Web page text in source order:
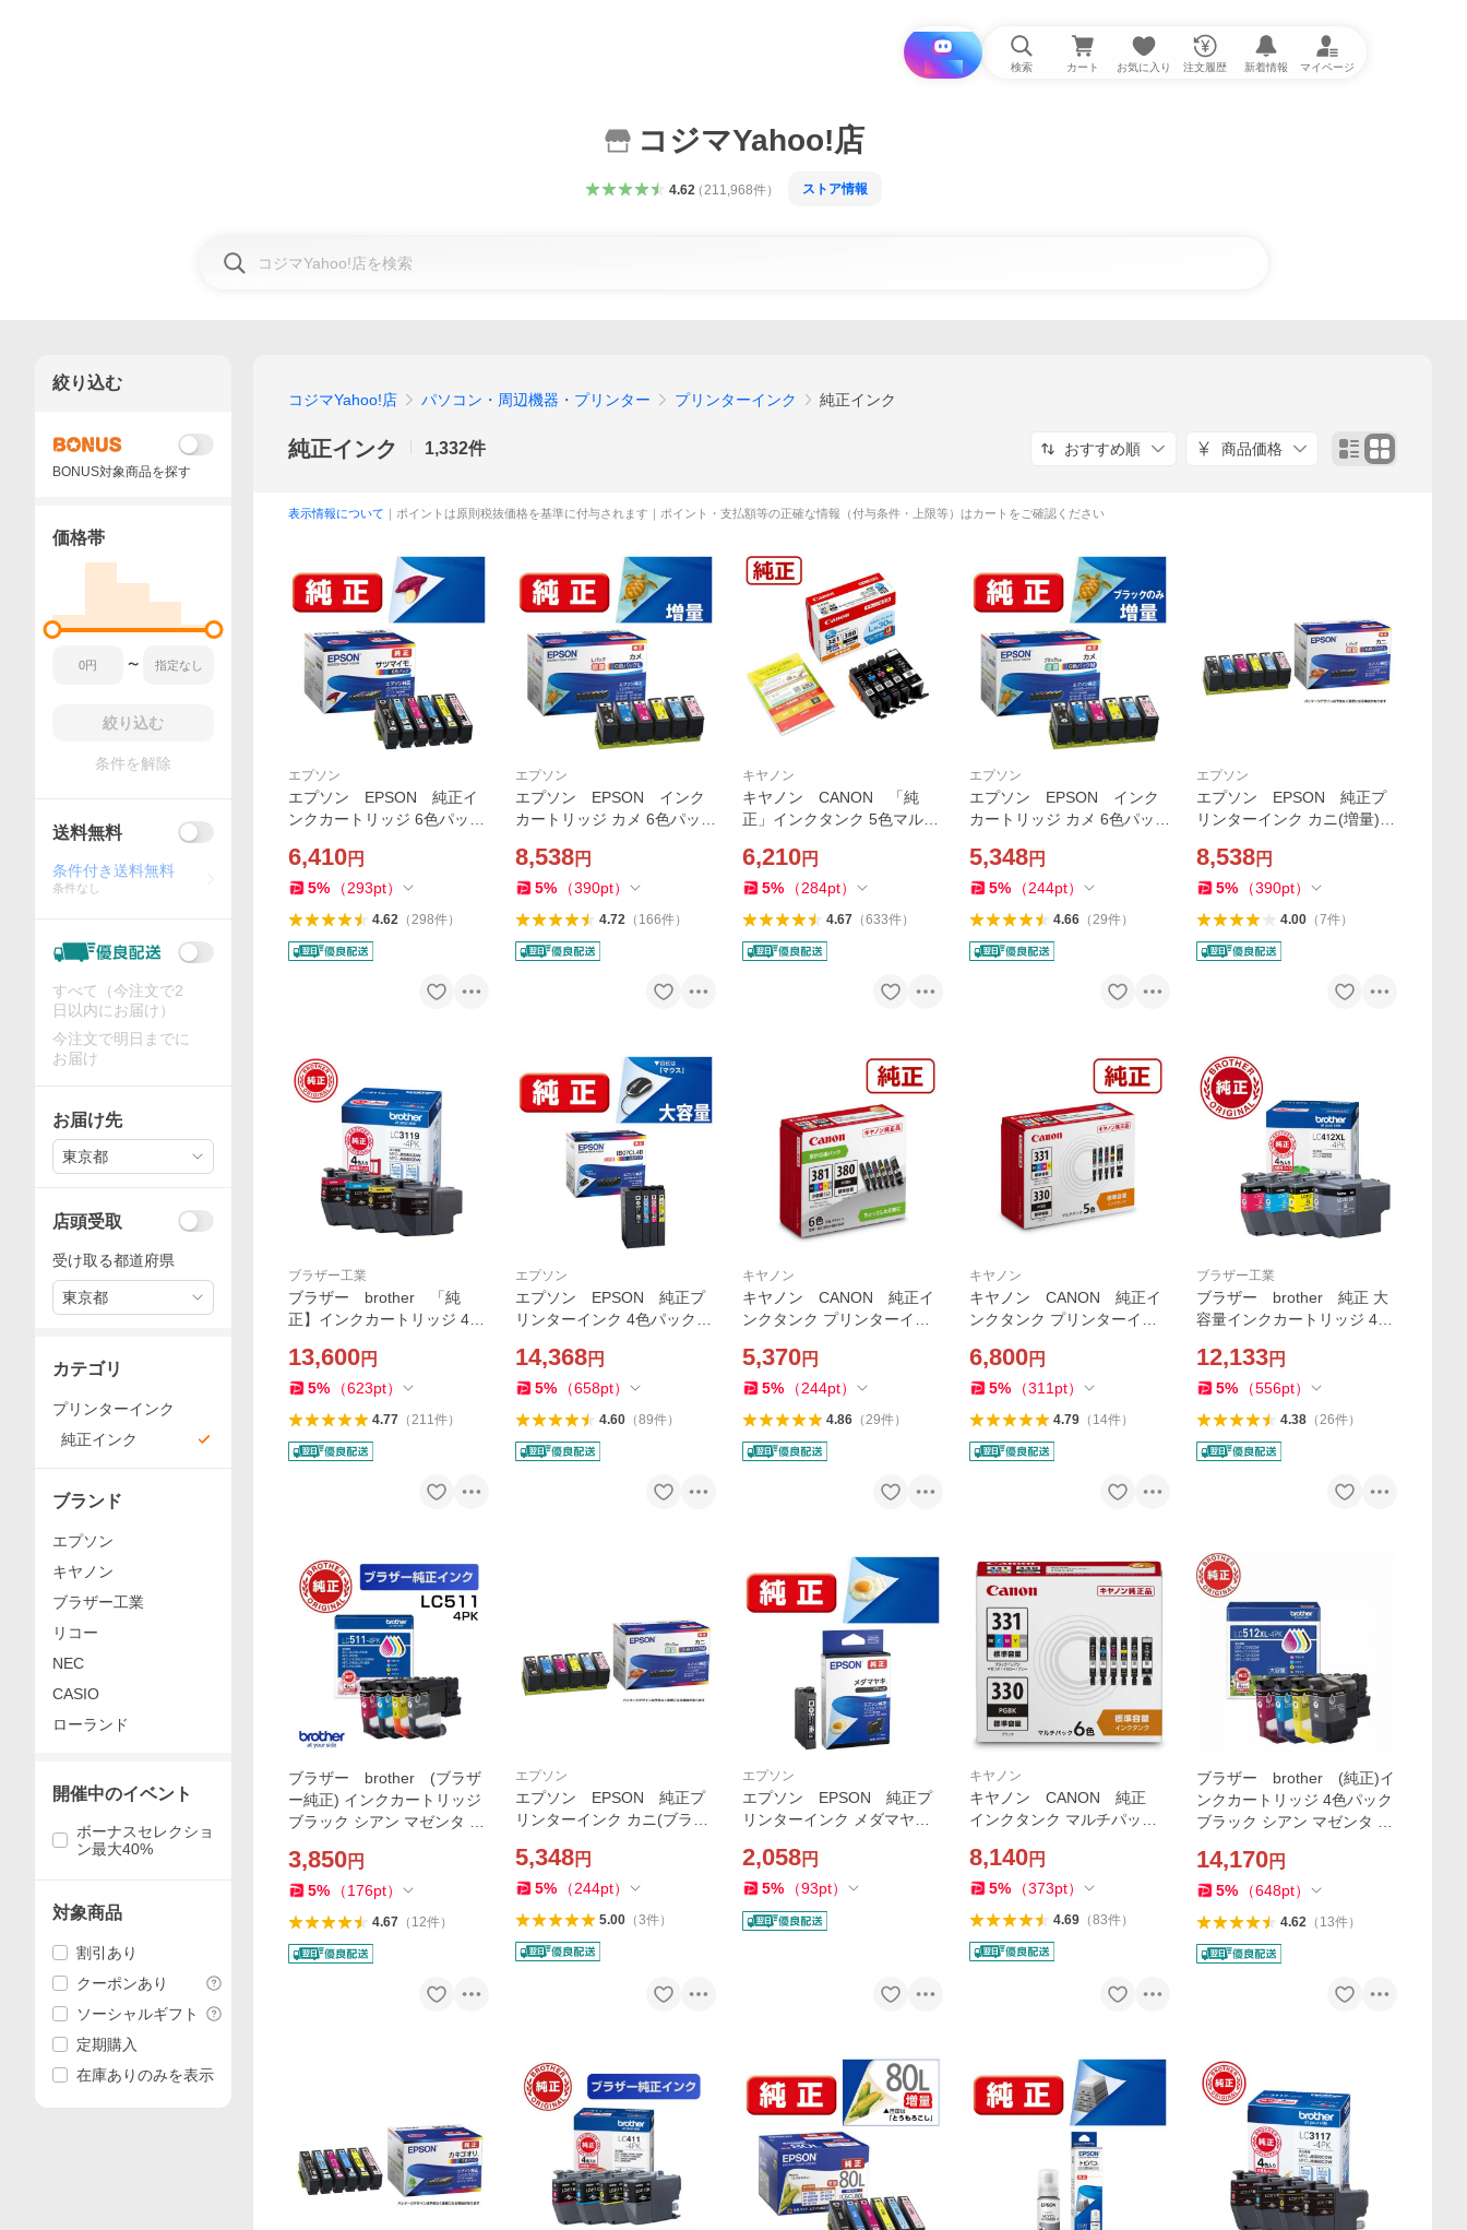
i と探す 検索 カート お気に入り 注文履歴 新着情報 マイページ
コジマYahoo!店
4.62（ 211,968件） ストア情報
コジマYahoo!店 パソコン・周辺機器・プリンター プリンターインク 純正インク
純正インク 1,332件 おすすめ順 商品価格
表示情報について ｜ポイントは原則税抜価格を基準に付与されます｜ポイント・支払額等の正確な情報（付与条件・上限等）はカートをご確認ください
エプソン
エプソン EPSON 純正イ
ンクカートリッジ 6色パック
6,410円
5% （293pt）
4.62（298件）
エプソン
エプソン EPSON インク
カートリッジ カメ 6色パック
8,538円
5% （390pt）
4.72（ 166件）
キヤノン
キヤノン CANON 「純
正」インクタンク 5色マルチ
6,210円
5% （284pt）
4.67（633件）
エプソン
エプソン EPSON インク
カートリッジ カメ 6色パック
5,348円
5% （244pt）
4.66（29件）
エプソン
エプソン EPSON 純正プ
リンターインク カニ(増量) 6
8,538円
5% （390pt）
4.00（7件）
ブラザー工業
ブラザー brother 「純
正】インクカートリッジ 4色
K
13,600円
5% （623pt）
4.77（211件）
エプソン
エプソン EPSON 純正プ
リンターインク 4色パック大
14,368円
5% （658pt）
4.60（89件）
キヤノン
キヤノン CANON 純正イ
ンクタンク プリンターイン
ク BCI-381s＋380/6MP
5,370円
5% （244pt）
4.86（29件）
キヤノン
キヤノン CANON 純正イ
ンクタンク プリンターイン
CI-331＋330/5MP
6,800円
5% （311 pt）
4.79（ 14件）
ブラザー工業
ブラザー brother 純正 大
容量インクカートリッジ 4色
12,133円
5% （556pt）
4.38（26件）
ブラザー brother (ブラザ
ー純正) インクカートリッジ
ブラック シアン マゼンタ イ
PK
3,850円
5% （176pt）
4.67（ 12件）
エプソン
エプソン EPSON 純正プ
リンターインク カニ(ブラッ
-6CL-M
5,348円
5% （244pt）
5.00（3件）
エプソン
エプソン EPSON 純正プ
リンターインク メダマヤキ
2,058円
5% （93pt）
キヤノン
キヤノン CANON 純正
インクタンク マルチパック
パック BCI-331+330/6MP
8,140円
5% （373pt）
4.69（83件）
ブラザー brother (純正)イ
ンクカートリッジ 4色パック
ブラック シアン マゼンタ イ
14,170円
5% （648pt）
4.62（ 13件）
絞り込む
BONUS対象商品を探す
価格帯
〜
絞り込む
条件を解除
送料無料
条件付き送料無料
条件なし
すべて（今注文で2
日以内にお届け）
今注文で明日までに
お届け
お届け先
東京都
店頭受取
受け取る都道府県
東京都
カテゴリ
プリンターインク
純正インク
ブランド
エプソン
キヤノン
ブラザー工業
リコー
NEC
CASIO
ローランド
開催中のイベント
ボーナスセレクショ
ン最大40%
対象商品
割引あり
クーポンあり
ソーシャルギフト
定期購入
在庫ありのみを表示